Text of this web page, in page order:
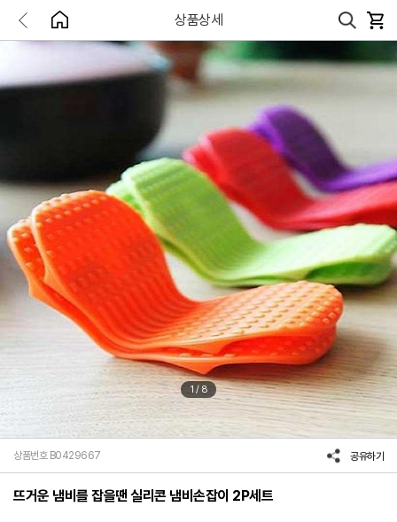
상품상세
1 / 8
상품번호 B0429667 공유하기
뜨거운 냄비를 잡을땐 실리콘 냄비손잡이 2P세트